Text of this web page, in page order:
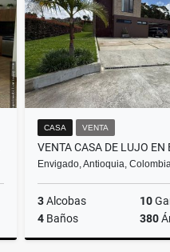
CASA VENTA
Envigado, Antioquia,
3Alcobas 10
4 Baños 380